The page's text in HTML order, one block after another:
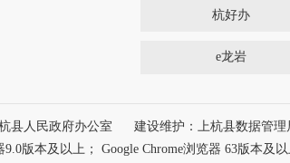
杭好办
e龙岩
县人民政府办公室
建设维护：上杭县数据管理
版本及以上； Google Chrome浏览器 63版本及